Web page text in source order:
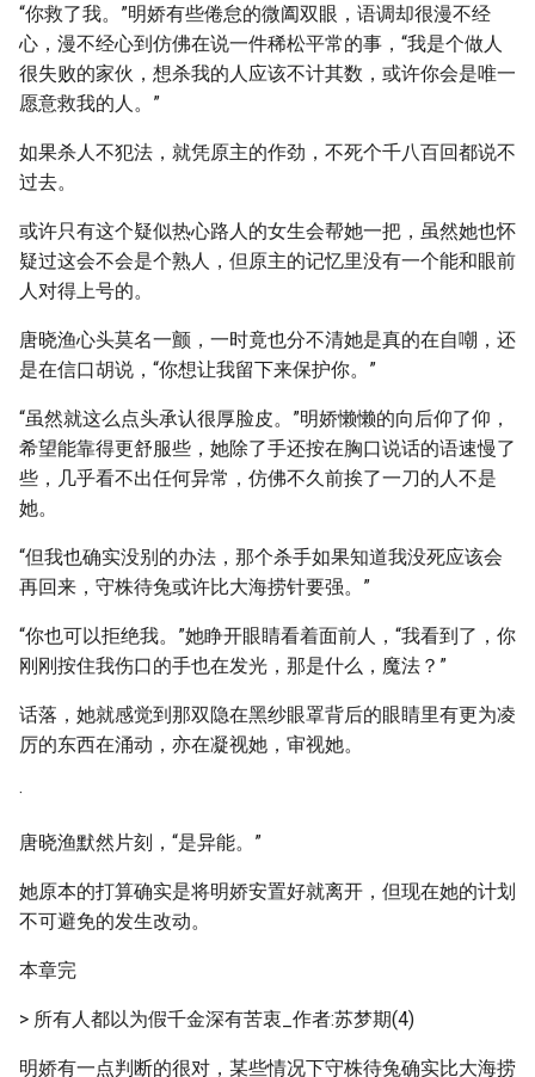
“你救了我。”明娇有些倦怠的微阖双眼，语调却很漫不经
心，漫不经心到仿佛在说一件稀松平常的事，“我是个做人
很失败的家伙，想杀我的人应该不计其数，或许你会是唯一
愿意救我的人。”
如果杀人不犯法，就凭原主的作劲，不死个千八百回都说不
过去。
或许只有这个疑似热心路人的女生会帮她一把，虽然她也怀
疑过这会不会是个熟人，但原主的记忆里没有一个能和眼前
人对得上号的。
唐晓渔心头莫名一颤，一时竟也分不清她是真的在自嘲，还
是在信口胡说，“你想让我留下来保护你。”
“虽然就这么点头承认很厚脸皮。”明娇懒懒的向后仰了仰，
希望能靠得更舒服些，她除了手还按在胸口说话的语速慢了
些，几乎看不出任何异常，仿佛不久前挨了一刀的人不是
她。
“但我也确实没别的办法，那个杀手如果知道我没死应该会
再回来，守株待兔或许比大海捞针要强。”
“你也可以拒绝我。”她睁开眼睛看着面前人，“我看到了，你
刚刚按住我伤口的手也在发光，那是什么，魔法？”
话落，她就感觉到那双隐在黑纱眼罩背后的眼睛里有更为凌
厉的东西在涌动，亦在凝视她，审视她。
·
唐晓渔默然片刻，“是异能。”
她原本的打算确实是将明娇安置好就离开，但现在她的计划
不可避免的发生改动。
本章完
> 所有人都以为假千金深有苦衷_作者:苏梦期(4)
明娇有一点判断的很对，某些情况下守株待兔确实比大海捞